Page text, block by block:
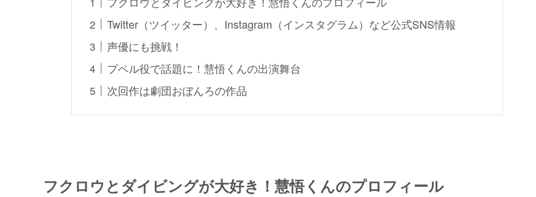
Twitter（ツイッター）、Instagram（インスタグラム）など公式SNS情報
声優にも挑戦！
プペル役で話題に！慧悟くんの出演舞台
次回作は劇団おぼんろの作品
フクロウとダイビングが大好き！慧悟くんのプロフィール